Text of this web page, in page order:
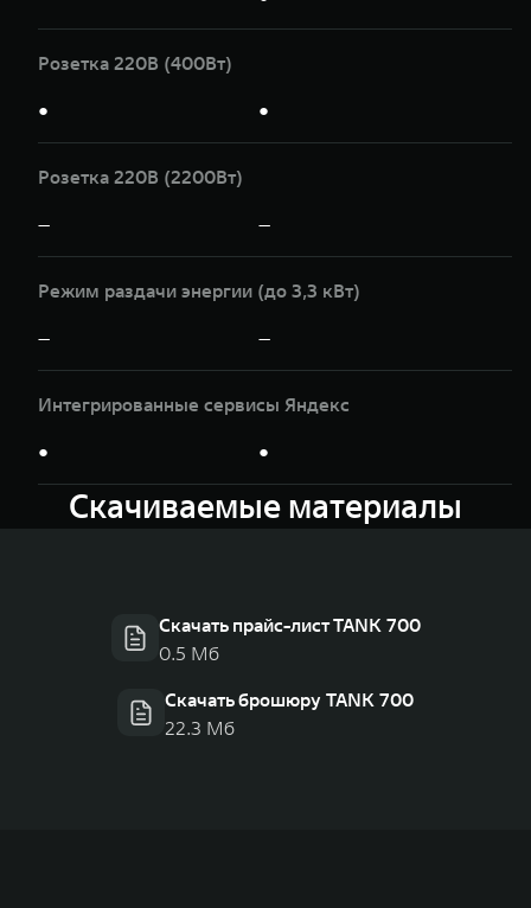
Розетка 220В (400Вт)
● ●
Розетка 220В (2200Вт)
— —
Режим раздачи энергии (до 3,3 кВт)
— —
Интегрированные сервисы Яндекс
● ●
Скачиваемые материалы
Скачать прайс-лист TANK 700
0.5 Мб
Скачать брошюру TANK 700
22.3 Мб